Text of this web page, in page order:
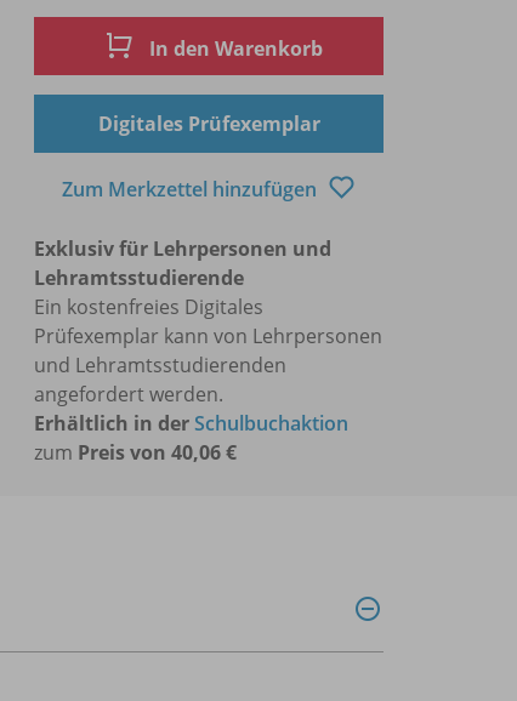
In den Warenkorb
Digitales Prüfexemplar
Zum Merkzettel hinzufügen
Exklusiv für Lehrpersonen und
Lehramtsstudierende
Ein kostenfreies Digitales
Prüfexemplar kann von Lehrpersonen
und Lehramtsstudierenden
angefordert werden.
Erhältlich in derSchulbuchaktion
zum Preis von 40,06 €